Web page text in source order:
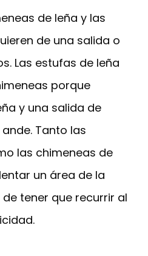
de leña y las
de una salida o
Las estufas de leña
porque
y una salida de
Tanto las
las chimeneas de
un área de la
tener que recurrir al